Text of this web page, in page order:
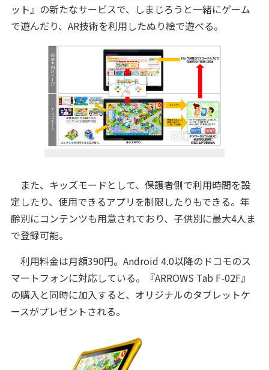
ット』の新たなサービスで、しまじろうと一緒にゲーム
で遊んだり、AR技術を利用したぬり絵で遊べる。
また、キッズモードとして、保護者側で利用時間を設
定したり、使用できるアプリを制限したりもできる。年
齢別にコンテンツも用意されており、子供別に最大4人ま
で登録可能。
利用料金は月額390円。Android 4.0以降のドコモのス
マートフォンに対応している。『ARROWS Tab F-02F』
の購入と同時に加入すると、オリジナルのタブレットケ
ースがプレゼントされる。